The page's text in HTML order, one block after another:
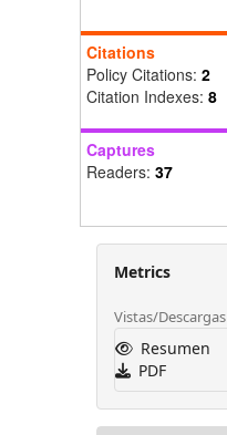
Citations
Policy Citations: 2
Citation Indexes: 8
Captures
Readers: 37
Metrics
Vistas/Descargas
Resumen
PDF